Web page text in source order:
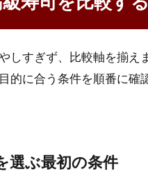
しすぎず、比較軸を揃え
的に合う条件を順番に確
選ぶ最初の条件